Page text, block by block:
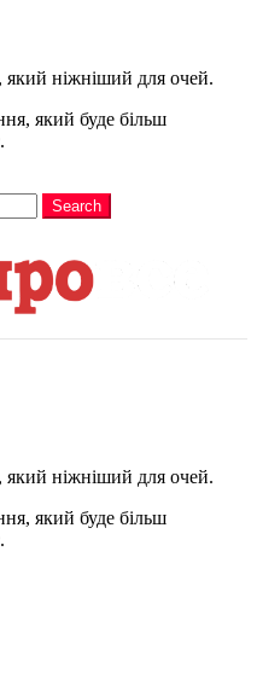
ніжніший для очей.
який буде більш
Search
ніжніший для очей.
який буде більш